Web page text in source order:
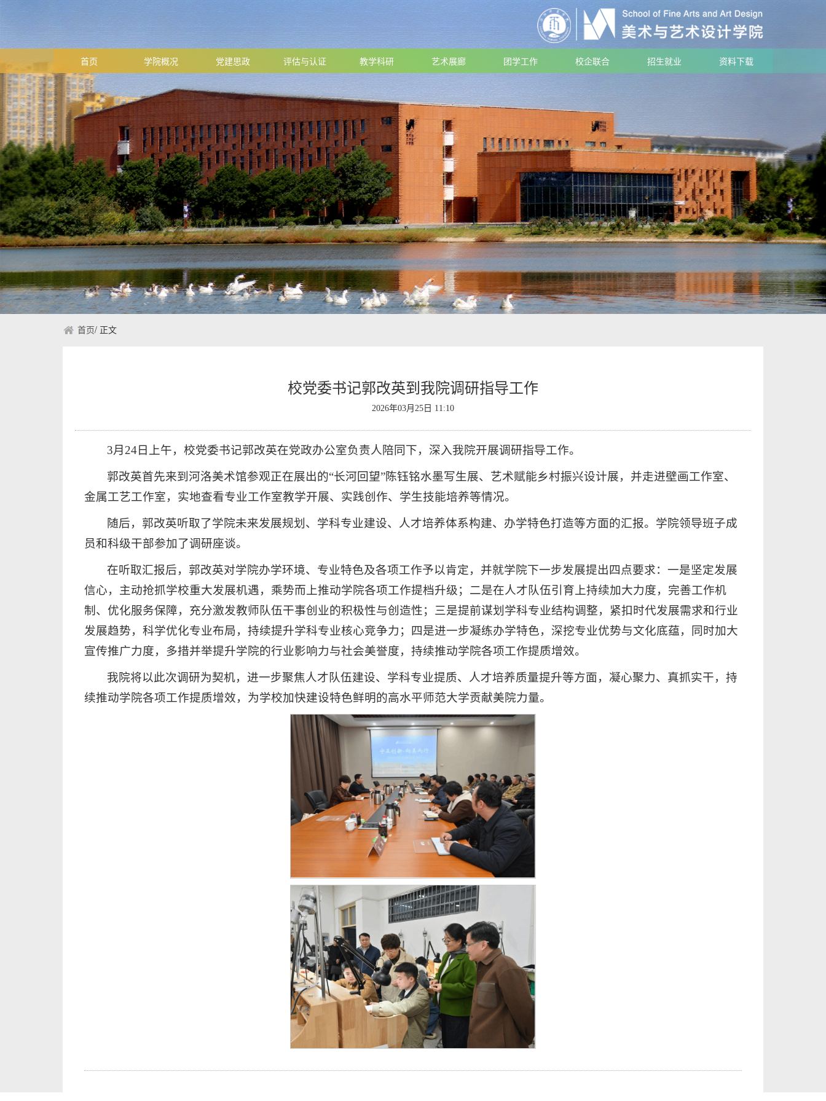
首页 学院概况 党建思政 评估与认证 教学科研 艺术展廊 团学工作 校企联合 招生就业 资料下载
首页/ 正文
校党委书记郭改英到我院调研指导工作
2026年03月25日 11:10
3月24日上午，校党委书记郭改英在党政办公室负责人陪同下，深入我院开展调研指导工作。
郭改英首先来到河洛美术馆参观正在展出的“长河回望”陈钰铭水墨写生展、艺术赋能乡村振兴设计展，并走进壁画工作室、
金属工艺工作室，实地查看专业工作室教学开展、实践创作、学生技能培养等情况。
随后，郭改英听取了学院未来发展规划、学科专业建设、人才培养体系构建、办学特色打造等方面的汇报。学院领导班子成
员和科级干部参加了调研座谈。
在听取汇报后，郭改英对学院办学环境、专业特色及各项工作予以肯定，并就学院下一步发展提出四点要求：一是坚定发展
信心，主动抢抓学校重大发展机遇，乘势而上推动学院各项工作提档升级；二是在人才队伍引育上持续加大力度，完善工作机
制、优化服务保障，充分激发教师队伍干事创业的积极性与创造性；三是提前谋划学科专业结构调整，紧扣时代发展需求和行业
发展趋势，科学优化专业布局，持续提升学科专业核心竞争力；四是进一步凝练办学特色，深挖专业优势与文化底蕴，同时加大
宣传推广力度，多措并举提升学院的行业影响力与社会美誉度，持续推动学院各项工作提质增效。
我院将以此次调研为契机，进一步聚焦人才队伍建设、学科专业提质、人才培养质量提升等方面，凝心聚力、真抓实干，持
续推动学院各项工作提质增效，为学校加快建设特色鲜明的高水平师范大学贡献美院力量。